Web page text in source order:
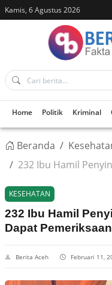
Kamis, 6 Agustus 2026
Home Politik Kriminal
Beranda
232 Ibu Hamil Penyintas Banjir di
KESEHATAN
232 Ibu Hamil
Dapat
Berita Aceh Februari 11,